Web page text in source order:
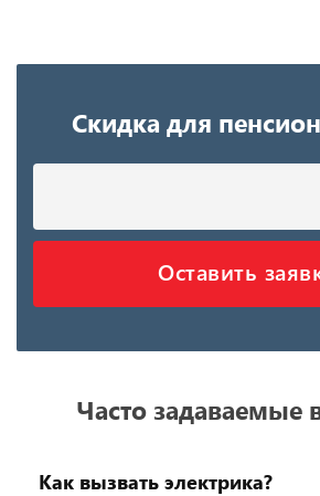
Скидка для
Оставить
Часто задаваемые
Как вызвать электрика?